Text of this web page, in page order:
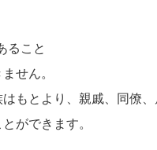
こと
せん。
もとより、親戚、同僚
ができます。